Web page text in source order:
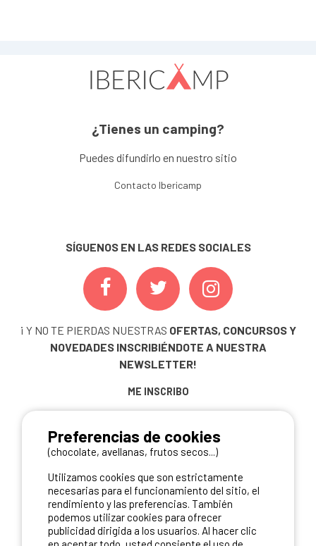
¿Tienes un camping?
Puedes difundirlo en nuestro sitio
Contacto Ibericamp
SÍGUENOS EN LAS REDES SOCIALES
¡ Y NO TE PIERDAS NUESTRAS OFERTAS, CONCURSOS Y
NOVEDADES INSCRIBIÉNDOTE A NUESTRA
NEWSLETTER!
ME INSCRIBO
NUESTROS PARTNERS
Preferencias de cookies
(chocolate, avellanas, frutos secos...)
Utilizamos cookies que son estrictamente
necesarias para el funcionamiento del sitio, el
rendimiento y las preferencias. También
podemos utilizar cookies para ofrecer
publicidad dirigida a los usuarios. Al hacer clic